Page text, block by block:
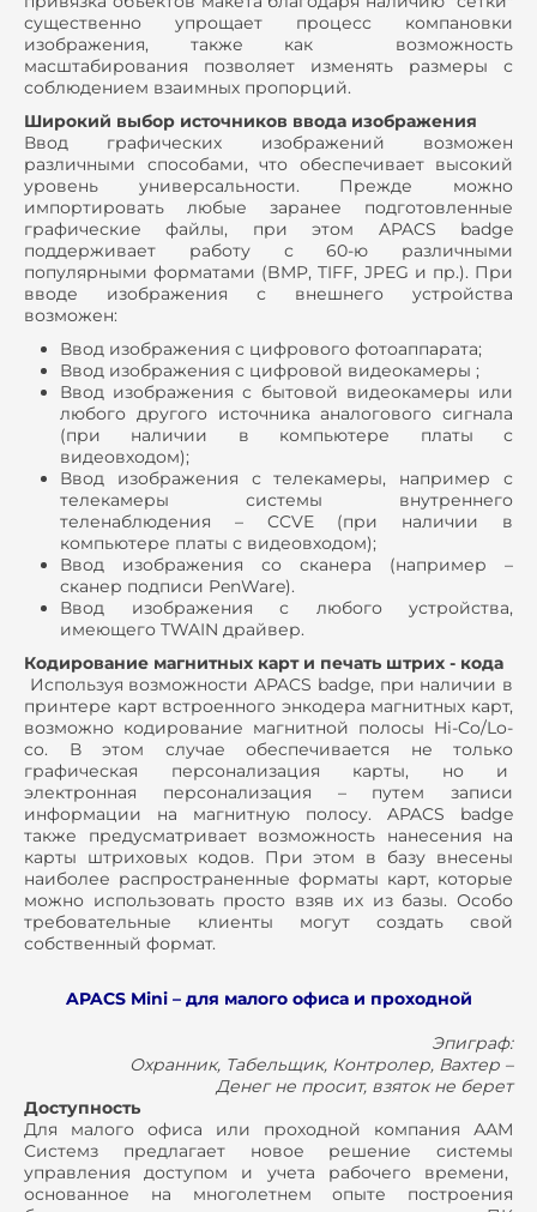
существенно упрощает процесс компановки
изображения, также как возможность
масштабирования позволяет изменять размеры с
соблюдением взаимных пропорций.
Широкий выбор источников ввода изображения
Ввод графических изображений возможен
различными способами, что обеспечивает высокий
уровень универсальности. Прежде можно
импортировать любые заранее подготовленные
графические файлы, при этом APACS badge
поддерживает работу с 60-ю различными
популярными форматами (BMP, TIFF, JPEG и пр.). При
вводе изображения с внешнего устройства
возможен:
Ввод изображения с цифрового фотоаппарата;
Ввод изображения с цифровой видеокамеры ;
Ввод изображения с бытовой видеокамеры или
любого другого источника аналогового сигнала
(при наличии в компьютере платы с
видеовходом);
Ввод изображения с телекамеры, например с
телекамеры системы внутреннего
теленаблюдения – CCVE (при наличии в
компьютере платы с видеовходом);
Ввод изображения со сканера (например –
сканер подписи PenWare).
Ввод изображения с любого устройства,
имеющего TWAIN драйвер.
Кодирование магнитных карт и печать штрих - кода
Используя возможности APACS badge, при наличии в
принтере карт встроенного энкодера магнитных карт,
возможно кодирование магнитной полосы Hi-Co/Lo-
co. В этом случае обеспечивается не только
графическая персонализация карты, но и
электронная персонализация – путем записи
информации на магнитную полосу. APACS badge
также предусматривает возможность нанесения на
карты штриховых кодов. При этом в базу внесены
наиболее распространенные форматы карт, которые
можно использовать просто взяв их из базы. Особо
требовательные клиенты могут создать свой
собственный формат.
APACS Mini – для малого офиса и проходной
Эпиграф:
Охранник, Табельщик, Контролер, Вахтер –
Денег не просит, взяток не берет
Доступность
Для малого офиса или проходной компания ААМ
Системз предлагает новое решение системы
управления доступом и учета рабочего времени,
основанное на многолетнем опыте построения